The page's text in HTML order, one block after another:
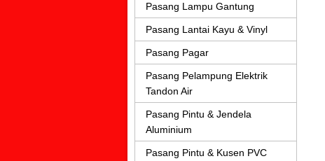
Pasang Lampu Gantung
Pasang Lantai Kayu & Vinyl
Pasang Pagar
Pasang Pelampung Elektrik
Tandon Air
Pasang Pintu & Jendela
Aluminium
Pasang Pintu & Kusen PVC